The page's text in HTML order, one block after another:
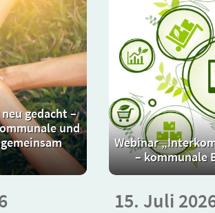
gedacht –
und
Webinar
– kommunale
15. Juli